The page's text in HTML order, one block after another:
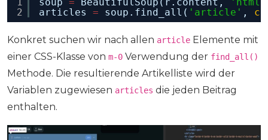
1
2
soup = BeautifulSoup(r.content,
articles = soup.find_all( 'article' ,
Konkret suchen wir nach allen article Elemente mit
einer CSS-Klasse von m-0 Verwendung der find_all()
Methode. Die resultierende Artikelliste wird der
Variablen zugewiesen articles die jeden Beitrag
enthalten.